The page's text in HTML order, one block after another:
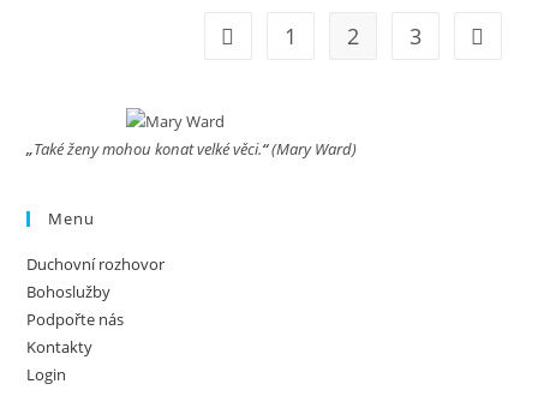
Jít na předchozí stránku
1 2 3 Jít na
„Také ženy mohou konat velké věci.“(Mary Ward)
Menu
Duchovní rozhovor
Bohoslužby
Podpořte nás
Kontakty
Login